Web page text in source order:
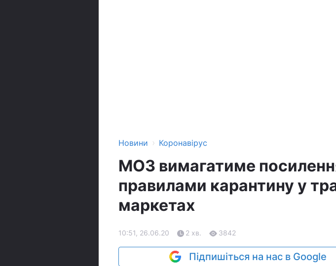
Новини › Коронавірус
МОЗ вимагатиме
правилами карантину у
маркетах
10:51, 26.06.20 2 хв. 3842
Підпишіться на нас в Google